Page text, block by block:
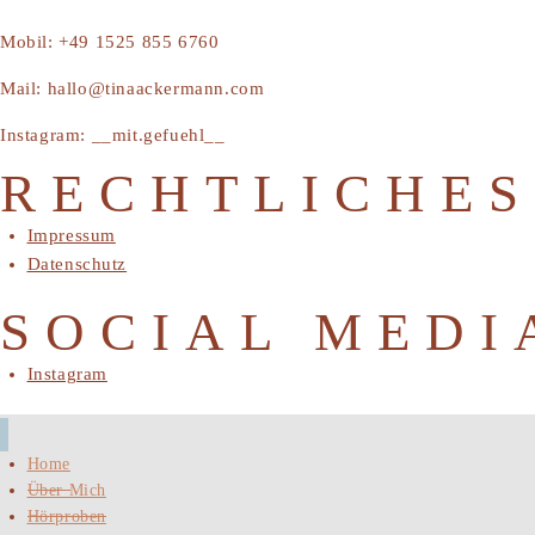
Mobil: +49 1525 855 6760
Mail: hallo@tinaackermann.com
Instagram: __mit.gefuehl__
RECHTLICHES
Impressum
Datenschutz
SOCIAL
Instagram
Home
Über Mich
Hörproben